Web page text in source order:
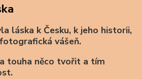
láska k Česku, k jeho historii,
vášeň.
touha něco tvořit a tím